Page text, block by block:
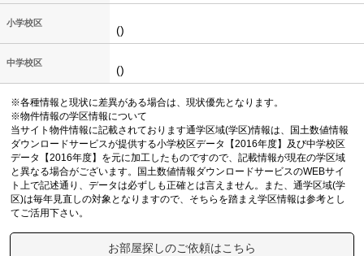
小学校区
()
中学校区
()
※各種情報と現状に差異がある場合は、現状優先となります。
※物件情報の学区情報について
当サイト物件情報に記載されております通学区域(学区)情報は、国土数値情報
ダウンロードサービスが提供する小学校区データ【2016年度】及び中学校区
データ【2016年度】を元に加工したものですので、記載情報が現在の学区域
と異なる場合がございます。国土数値情報ダウンロードサービスのWEBサイ
ト上で記述通り、データは必ずしも正確とは言えません。また、通学区域(学
区)は毎年見直しの対象となりますので、そちらを踏まえ学区情報は参考とし
てご活用下さい。
お部屋探しのご依頼はこちら